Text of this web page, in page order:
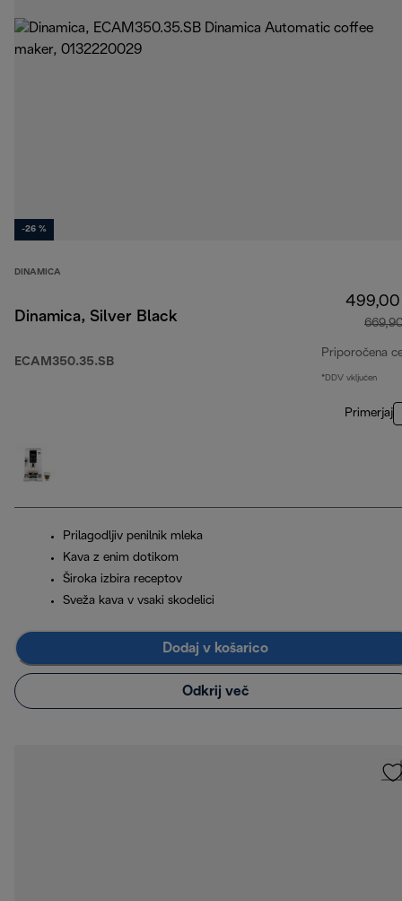
-26 %
DINAMICA
Dinamica, Silver Black
ECAM350.35.SB
Priporočena
*DDV vključen
Primerjaj
Prilagodljiv penilnik mleka
Kava z enim dotikom
Široka izbira receptov
Sveža kava v vsaki skodelici
Dodaj v košarico
Odkrij več